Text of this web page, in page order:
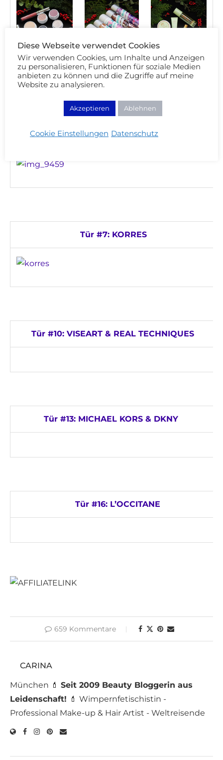
Tür #4: LUDWIG BECK
Tür #7: KORRES
Tür #10: VISEART & REAL TECHNIQUES
Tür #13: MICHAEL KORS & DKNY
Tür #16: L’OCCITANE
659 Kommentare
CARINA
München 💄 Seit 2009 Beauty Bloggerin aus
Leidenschaft! 💄 Wimpernfetischistin -
Professional Make-up & Hair Artist - Weltreisende
Diese Webseite verwendet Cookies
Wir verwenden Cookies, um Inhalte und Anzeigen
zu personalisieren, Funktionen für soziale Medien
anbieten zu können und die Zugriffe auf meine
Website zu analysieren.
Akzeptieren Ablehnen
Cookie Einstellungen Datenschutz